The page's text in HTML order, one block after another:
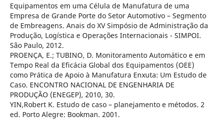
Equipamentos em uma Célula de Manufatura de uma
Empresa de Grande Porte do Setor Automotivo – Segmento
de Embreagens. Anais do XV Simpósio de Administração da
Produção, Logística e Operações Internacionais - SIMPOI.
São Paulo, 2012.
PROENÇA, E.; TUBINO, D. Monitoramento Automático e em
Tempo Real da Eficácia Global dos Equipamentos (OEE)
como Prática de Apoio à Manufatura Enxuta: Um Estudo de
Caso. ENCONTRO NACIONAL DE ENGENHARIA DE
PRODUÇÃO (ENEGEP), 2010, 30.
YIN,Robert K. Estudo de caso – planejamento e métodos. 2
ed. Porto Alegre: Bookman. 2001.